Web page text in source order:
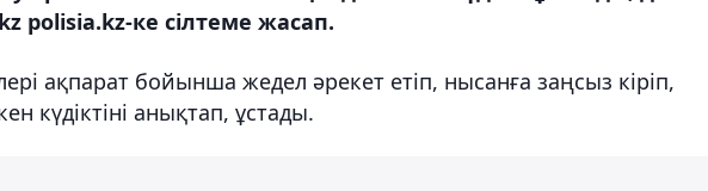
polisia.kz-ке сілтеме жасап.
ақпарат бойынша жедел әрекет етіп, нысанға заңсыз кіріп,
күдіктіні анықтап, ұстады.